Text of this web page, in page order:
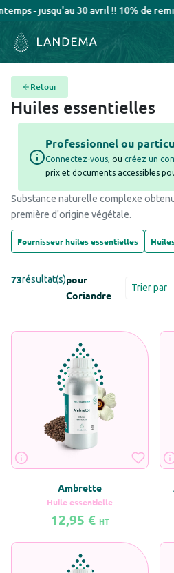
30 avril !! 10% de remise sur votre
Retour
Huiles essentielles
Professionnel ou
Connectez-vous, ou créez un
prix et documents accessibles
Substance naturelle complexe
première d'origine végétale.
Fournisseur huiles essentielles
73résultat(s)pour
Coriandre
Trier par
Ambrette
Huile essentielle
12,95 € HT